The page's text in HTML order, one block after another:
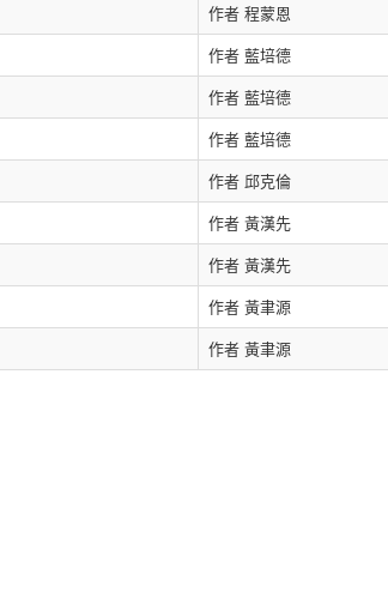
作者 程蒙恩
作者 藍培德
作者 藍培德
作者 藍培德
作者 邱克倫
作者 黃漢先
作者 黃漢先
作者 黃聿源
作者 黃聿源